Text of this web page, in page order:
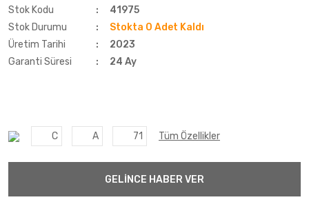
Stok Kodu
41975
Stok Durumu
Stokta 0 Adet Kaldı
Üretim Tarihi
2023
Garanti Süresi
24 Ay
C A 71 Tüm Özellikler
GELİNCE HABER VER